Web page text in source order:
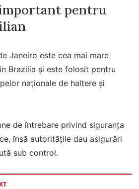
pentru
Janeiro este cea mai mare
Brazilia și este folosit pentru
naționale de haltere și
de întrebare privind siguranța
însă autoritățile dau asigurări
sub control.